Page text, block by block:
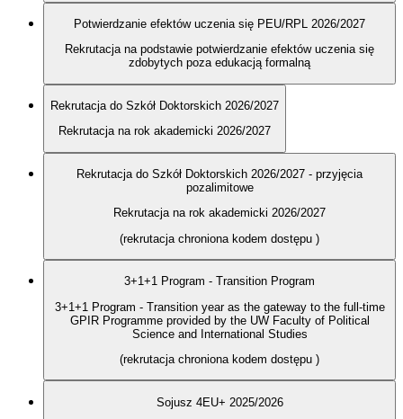
Potwierdzanie efektów uczenia się PEU/RPL 2026/2027
Rekrutacja na podstawie potwierdzanie efektów uczenia się
zdobytych poza edukacją formalną
Rekrutacja do Szkół Doktorskich 2026/2027
Rekrutacja na rok akademicki 2026/2027
Rekrutacja do Szkół Doktorskich 2026/2027 - przyjęcia
pozalimitowe
Rekrutacja na rok akademicki 2026/2027
(rekrutacja chroniona kodem dostępu )
3+1+1 Program - Transition Program
3+1+1 Program - Transition year as the gateway to the full-time
GPIR Programme provided by the UW Faculty of Political
Science and International Studies
(rekrutacja chroniona kodem dostępu )
Sojusz 4EU+ 2025/2026